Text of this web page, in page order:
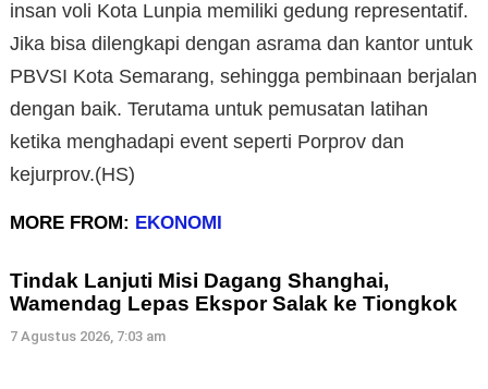
insan voli Kota Lunpia memiliki gedung representatif.
Jika bisa dilengkapi dengan asrama dan kantor untuk
PBVSI Kota Semarang, sehingga pembinaan berjalan
dengan baik. Terutama untuk pemusatan latihan
ketika menghadapi event seperti Porprov dan
kejurprov.(HS)
MORE FROM: EKONOMI
Tindak Lanjuti Misi Dagang Shanghai,
Wamendag Lepas Ekspor Salak ke Tiongkok
7 Agustus 2026, 7:03 am